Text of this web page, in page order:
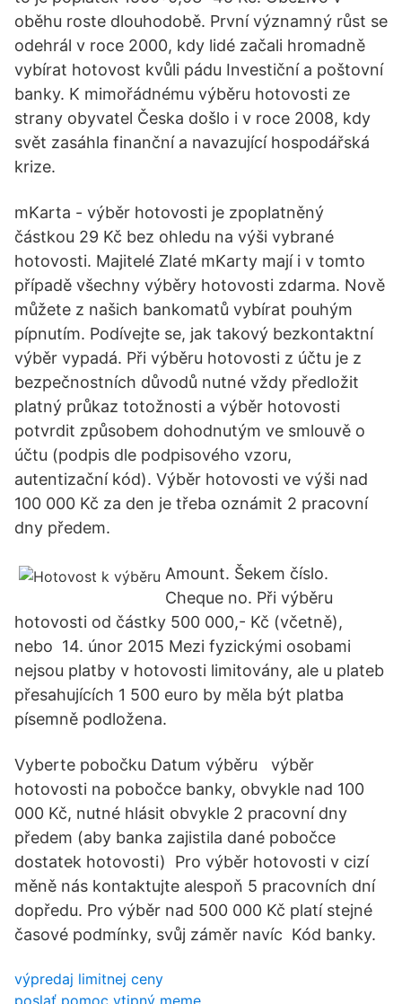
oběhu roste dlouhodobě. První významný růst se
odehrál v roce 2000, kdy lidé začali hromadně
vybírat hotovost kvůli pádu Investiční a poštovní
banky. K mimořádnému výběru hotovosti ze
strany obyvatel Česka došlo i v roce 2008, kdy
svět zasáhla finanční a navazující hospodářská
krize.
mKarta - výběr hotovosti je zpoplatněný
částkou 29 Kč bez ohledu na výši vybrané
hotovosti. Majitelé Zlaté mKarty mají i v tomto
případě všechny výběry hotovosti zdarma. Nově
můžete z našich bankomatů vybírat pouhým
pípnutím. Podívejte se, jak takový bezkontaktní
výběr vypadá. Při výběru hotovosti z účtu je z
bezpečnostních důvodů nutné vždy předložit
platný průkaz totožnosti a výběr hotovosti
potvrdit způsobem dohodnutým ve smlouvě o
účtu (podpis dle podpisového vzoru,
autentizační kód). Výběr hotovosti ve výši nad
100 000 Kč za den je třeba oznámit 2 pracovní
dny předem.
Amount. Šekem číslo.
Cheque no. Při výběru
hotovosti od částky 500 000,- Kč (včetně),
nebo 14. únor 2015 Mezi fyzickými osobami
nejsou platby v hotovosti limitovány, ale u plateb
přesahujících 1 500 euro by měla být platba
písemně podložena.
Vyberte pobočku Datum výběru výběr
hotovosti na pobočce banky, obvykle nad 100
000 Kč, nutné hlásit obvykle 2 pracovní dny
předem (aby banka zajistila dané pobočce
dostatek hotovosti) Pro výběr hotovosti v cizí
měně nás kontaktujte alespoň 5 pracovních dní
dopředu. Pro výběr nad 500 000 Kč platí stejné
časové podmínky, svůj záměr navíc Kód banky.
výpredaj limitnej ceny
poslať pomoc vtipný meme